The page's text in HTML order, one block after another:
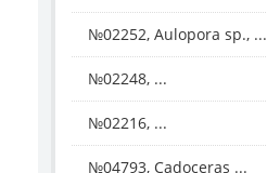
№02252, Aulopora sp., ...
№02248, ...
№02216, ...
№04793, Cadoceras ...